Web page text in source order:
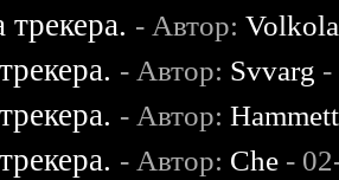
- Автор:
- Автор: Svvarg -
- Автор:Hammett
- Автор: Che -